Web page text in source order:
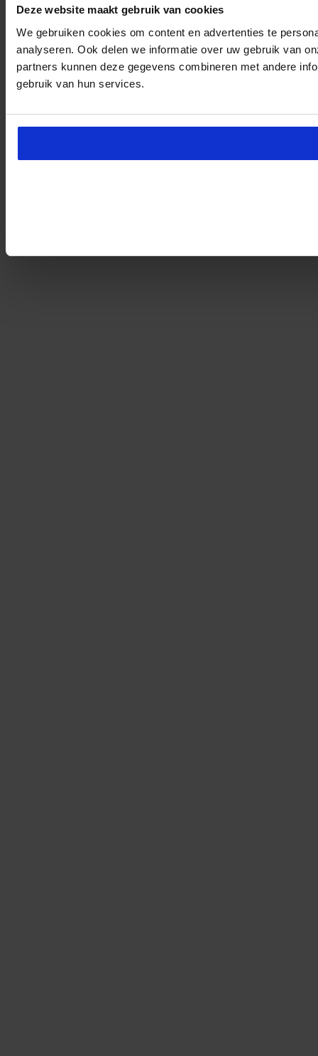
Deze website maakt gebruik van cookies
We gebruiken cookies om content en advertenties te
analyseren. Ook delen we informatie over uw gebruik van
partners kunnen deze gegevens combineren met andere
gebruik van hun services.